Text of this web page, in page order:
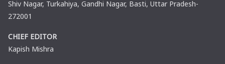
Shiv Nagar, Turkahiya, Gandhi Nagar, Basti, Uttar Pradesh-
272001
CHIEF EDITOR
Kapish Mishra